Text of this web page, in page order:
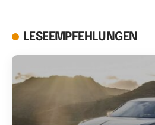
LESEEMPFEHLUNGEN